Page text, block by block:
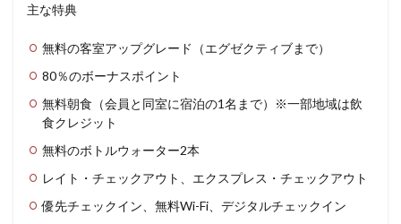
主な特典
無料の客室アップグレード（エグゼクティブまで）
80％のボーナスポイント
無料朝食（会員と同室に宿泊の1名まで）※一部地域は飲
食クレジット
無料のボトルウォーター2本
レイト・チェックアウト、エクスプレス・チェックアウト
優先チェックイン、無料Wi-Fi、デジタルチェックイン